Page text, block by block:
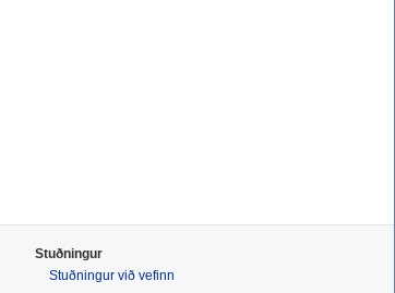
Stuðningur
Stuðningur við vefinn